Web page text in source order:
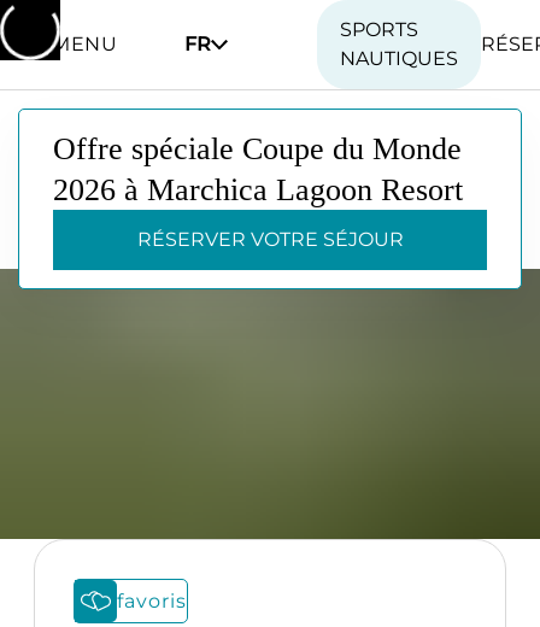
FR
MENU
SPORTS
NAUTIQUES
Offre spéciale Coupe du Monde
2026 à Marchica Lagoon Resort
favoris
Offre spéciale Coupe du Monde
2026 à Marchica Lagoon Resort
RÉSERVER VOTRE SÉJOUR